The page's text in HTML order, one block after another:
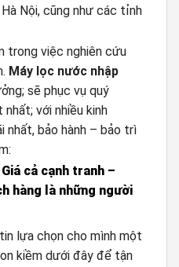
Nội, cũng như các tỉnh
trong việc nghiên cứu
Máy lọc nước nhập
sẽ phục vụ quý
với nhiều kinh
nhất, bảo hành – bảo trì
cả cạnh tranh –
hàng là những người
lựa chọn cho mình một
kiềm dưới đây để tận